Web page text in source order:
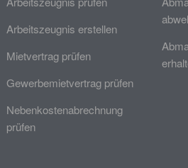
Arbeitszeugnis erstellen
Mietvertrag prüfen
Gewerbemietvertrag prüfen
Nebenkostenabrechnung
prüfen